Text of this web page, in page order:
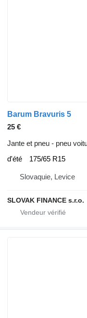
Barum Bravuris 5
25 €
Jante et pneu - pneu
d'été
175/65 R15
Slovaquie, Levice
SLOVAK FINANCE s.r.o.